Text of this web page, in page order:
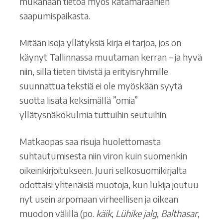
saapumispaikasta.
Mitään isoja yllätyksiä kirja ei tarjoa, jos on
käynyt Tallinnassa muutaman kerran – ja hyvä
niin, sillä tieten tiivistä ja erityisryhmille
suunnattua tekstiä ei ole myöskään syytä
suotta lisätä keksimällä ”omia”
yllätysnäkökulmia tuttuihin seutuihin.
Matkaopas saa risuja huolettomasta
suhtautumisesta niin viron kuin suomenkin
oikeinkirjoitukseen. Juuri selkosuomikirjalta
odottaisi yhtenäisiä muotoja, kun lukija joutuu
nyt usein arpomaan virheellisen ja oikean
muodon välillä (po. käik, Lühike jalg, Balthasar,